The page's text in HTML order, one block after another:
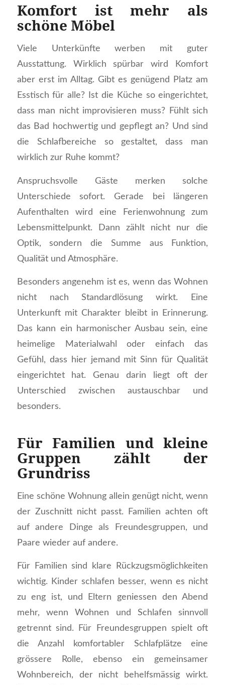
Komfort ist mehr als
schöne Möbel
Viele Unterkünfte werben mit guter
Ausstattung. Wirklich spürbar wird Komfort
aber erst im Alltag. Gibt es genügend Platz am
Esstisch für alle? Ist die Küche so eingerichtet,
dass man nicht improvisieren muss? Fühlt sich
das Bad hochwertig und gepflegt an? Und sind
die Schlafbereiche so gestaltet, dass man
wirklich zur Ruhe kommt?
Anspruchsvolle Gäste merken solche
Unterschiede sofort. Gerade bei längeren
Aufenthalten wird eine Ferienwohnung zum
Lebensmittelpunkt. Dann zählt nicht nur die
Optik, sondern die Summe aus Funktion,
Qualität und Atmosphäre.
Besonders angenehm ist es, wenn das Wohnen
nicht nach Standardlösung wirkt. Eine
Unterkunft mit Charakter bleibt in Erinnerung.
Das kann ein harmonischer Ausbau sein, eine
heimelige Materialwahl oder einfach das
Gefühl, dass hier jemand mit Sinn für Qualität
eingerichtet hat. Genau darin liegt oft der
Unterschied zwischen austauschbar und
besonders.
Für Familien und kleine
Gruppen zählt der
Grundriss
Eine schöne Wohnung allein genügt nicht, wenn
der Zuschnitt nicht passt. Familien achten oft
auf andere Dinge als Freundesgruppen, und
Paare wieder auf andere.
Für Familien sind klare Rückzugsmöglichkeiten
wichtig. Kinder schlafen besser, wenn es nicht
zu eng ist, und Eltern geniessen den Abend
mehr, wenn Wohnen und Schlafen sinnvoll
getrennt sind. Für Freundesgruppen spielt oft
die Anzahl komfortabler Schlafplätze eine
grössere Rolle, ebenso ein gemeinsamer
Wohnbereich, der nicht behelfsmässig wirkt.